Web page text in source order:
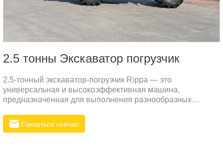
2.5 тонны Экскаватор погрузчик
2.5-тонный экскаватор-погрузчик Rippa — это
универсальная и высокоэффективная машина,
предназначенная для выполнения разнообразных
Связаться сейчас